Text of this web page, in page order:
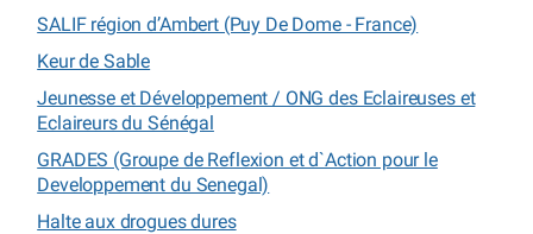
SALIF région d’Ambert (Puy De Dome - France)
Keur de Sable
Jeunesse et Développement / ONG des Eclaireuses et
Eclaireurs du Sénégal
GRADES (Groupe de Reflexion et d`Action pour le
Developpement du Senegal)
Halte aux drogues dures